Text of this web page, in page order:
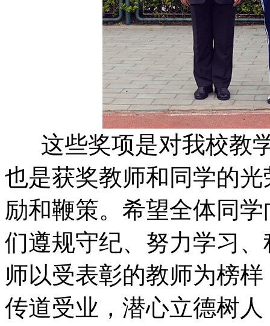
这些奖项是对我校教
也是获奖教师和同学的
励和鞭策。希望全体同
们遵规守纪、努力学习
师以受表彰的教师为榜
传道受业，潜心立德树